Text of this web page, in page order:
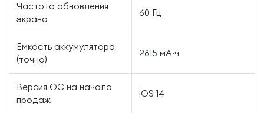
Частота обновления
экрана
60 Гц
Емкость аккумулятора
(точно)
2815 мА·ч
Версия ОС на начало
продаж
iOS 14